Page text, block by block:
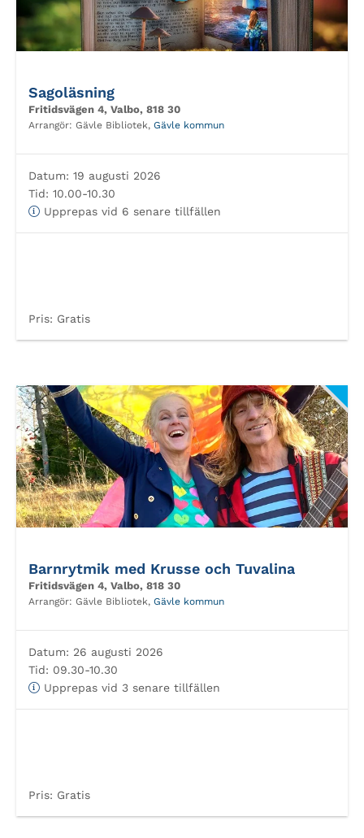
Sagoläsning
Fritidsvägen 4, Valbo, 818 30
Arrangör: Gävle Bibliotek, Gävle kommun
Datum: 19 augusti 2026
Tid: 10.00-10.30
Upprepas vid 6 senare tillfällen
Pris: Gratis
Barnrytmik med Krusse och Tuvalina
Fritidsvägen 4, Valbo, 818 30
Arrangör: Gävle Bibliotek, Gävle kommun
Datum: 26 augusti 2026
Tid: 09.30-10.30
Upprepas vid 3 senare tillfällen
Pris: Gratis